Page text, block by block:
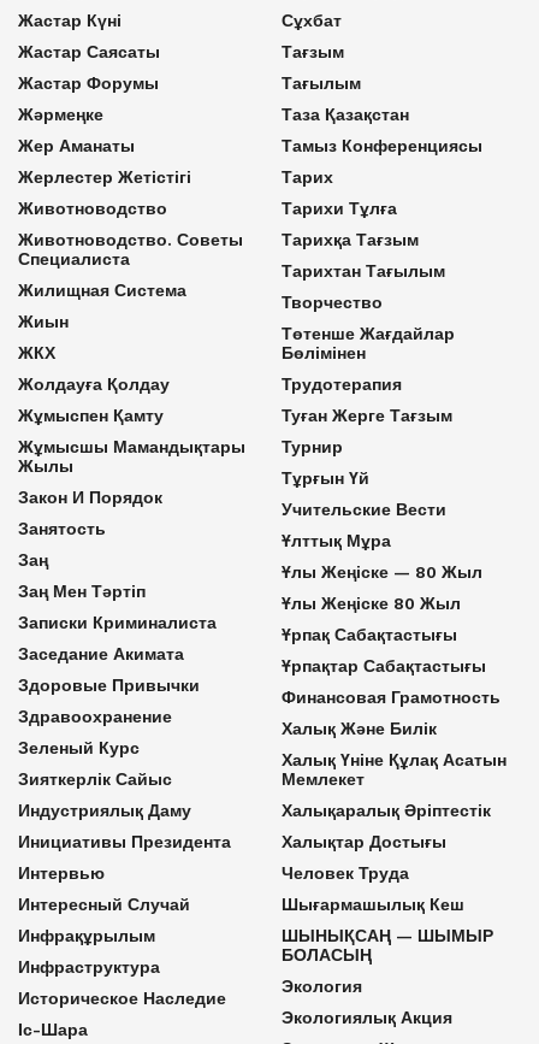
Жастар Күні
Жастар Саясаты
Жастар Форумы
Жәрмеңке
Жер Аманаты
Жерлестер Жетістігі
Животноводство
Животноводство. Советы
Специалиста
Жилищная Система
Жиын
ЖКХ
Жолдауға Қолдау
Жұмыспен Қамту
Жұмысшы Мамандықтары
Жылы
Закон И Порядок
Занятость
Заң
Заң Мен Тәртіп
Записки Криминалиста
Заседание Акимата
Здоровые Привычки
Здравоохранение
Зеленый Курс
Зияткерлік Сайыс
Индустриялық Даму
Инициативы Президента
Интервью
Интересный Случай
Инфрақұрылым
Инфраструктура
Историческое Наследие
Іс-Шара
Сұхбат
Тағзым
Тағылым
Таза Қазақстан
Тамыз Конференциясы
Тарих
Тарихи Тұлға
Тарихқа Тағзым
Тарихтан Тағылым
Творчество
Төтенше Жағдайлар
Бөлімінен
Трудотерапия
Туған Жерге Тағзым
Турнир
Тұрғын Үй
Учительские Вести
Ұлттық Мұра
Ұлы Жеңіске — 80 Жыл
Ұлы Жеңіске 80 Жыл
Ұрпақ Сабақтастығы
Ұрпақтар Сабақтастығы
Финансовая Грамотность
Халық Және Билік
Халық Үніне Құлақ Асатын
Мемлекет
Халықаралық Әріптестік
Халықтар Достығы
Человек Труда
Шығармашылық Кеш
ШЫНЫҚСАҢ — ШЫМЫР
БОЛАСЫҢ
Экология
Экологиялық Акция